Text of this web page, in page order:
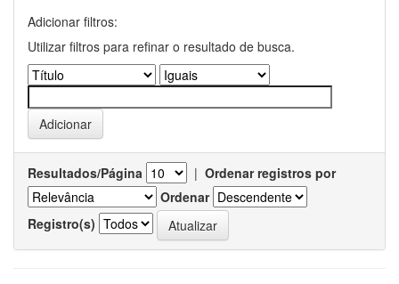
Adicionar filtros:
Utilizar filtros para refinar o resultado de busca.
Resultados/Página | Ordenar registros por
Ordenar
Registro(s)